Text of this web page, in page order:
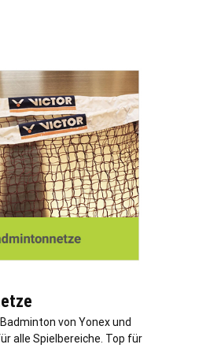
von Yonex und
alle Spielbereiche. Top für